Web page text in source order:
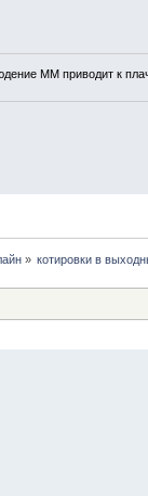
ММ приводит к
» котировки в